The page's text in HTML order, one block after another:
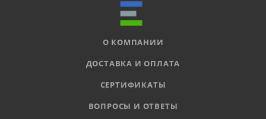
О КОМПАНИИ
ДОСТАВКА И ОПЛАТА
СЕРТИФИКАТЫ
ВОПРОСЫ И ОТВЕТЫ